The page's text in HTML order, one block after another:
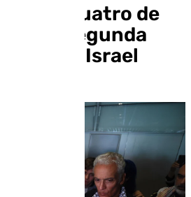
cuatro de
de la segunda
por Israel